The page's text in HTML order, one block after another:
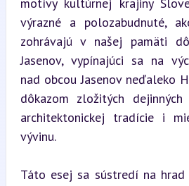
výrazné a polozabudnuté,
zohrávajú v našej pamäti
Jasenov, vypínajúci sa na
nad obcou Jasenov neďaleko
dôkazom zložitých
architektonickej tradície i
vývinu.
Táto esej sa sústredí na hrad